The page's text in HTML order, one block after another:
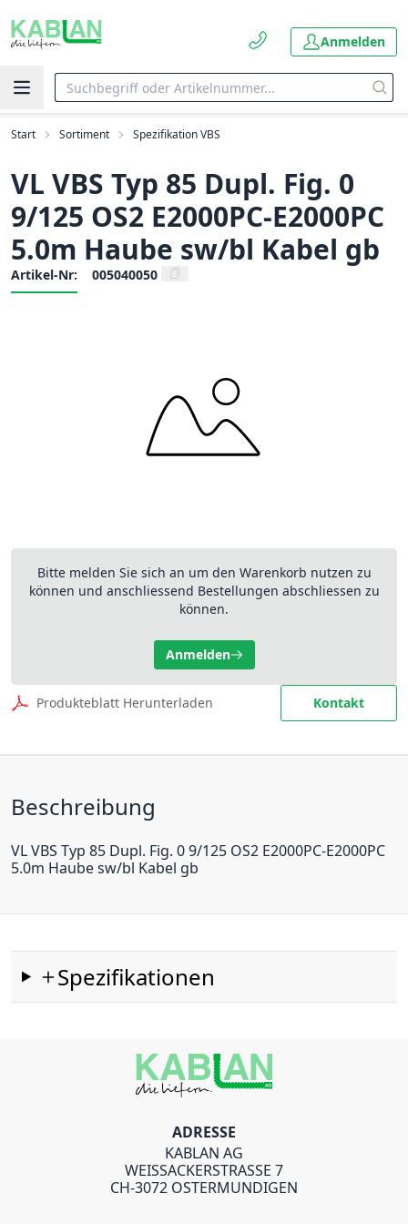
Anmelden
Start Sortiment Spezifikation VBS
VL VBS Typ 85 Dupl. Fig. 0
9/125 OS2 E2000PC-E2000PC
5.0m Haube sw/bl Kabel gb
Artikel-Nr: 005040050
Bitte melden Sie sich an um den Warenkorb nutzen zu
können und anschliessend Bestellungen abschliessen zu
können.
Anmelden
Produkteblatt Herunterladen Kontakt
Beschreibung
VL VBS Typ 85 Dupl. Fig. 0 9/125 OS2 E2000PC-E2000PC
5.0m Haube sw/bl Kabel gb
Spezifikationen
ADRESSE
KABLAN AG
WEISSACKERSTRASSE 7
CH-3072 OSTERMUNDIGEN